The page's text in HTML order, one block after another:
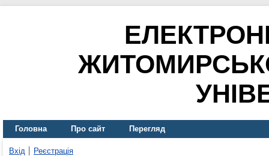
Головна Про сайт Перегляд
Вхід Реєстрація